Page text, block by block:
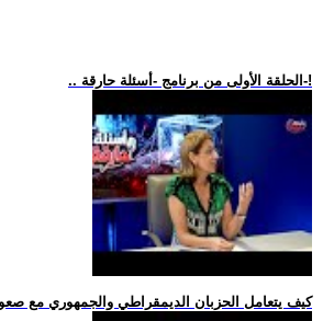
.. الحلقة الأولى من برنامج -أسئلة حارقة-!
.. كيف يتعامل الحزبان الديمقراطي والجمهوري مع